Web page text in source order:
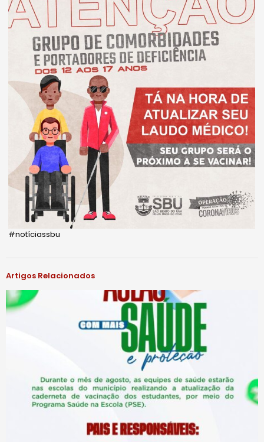
#notíciassbu
Artigos Relacionados